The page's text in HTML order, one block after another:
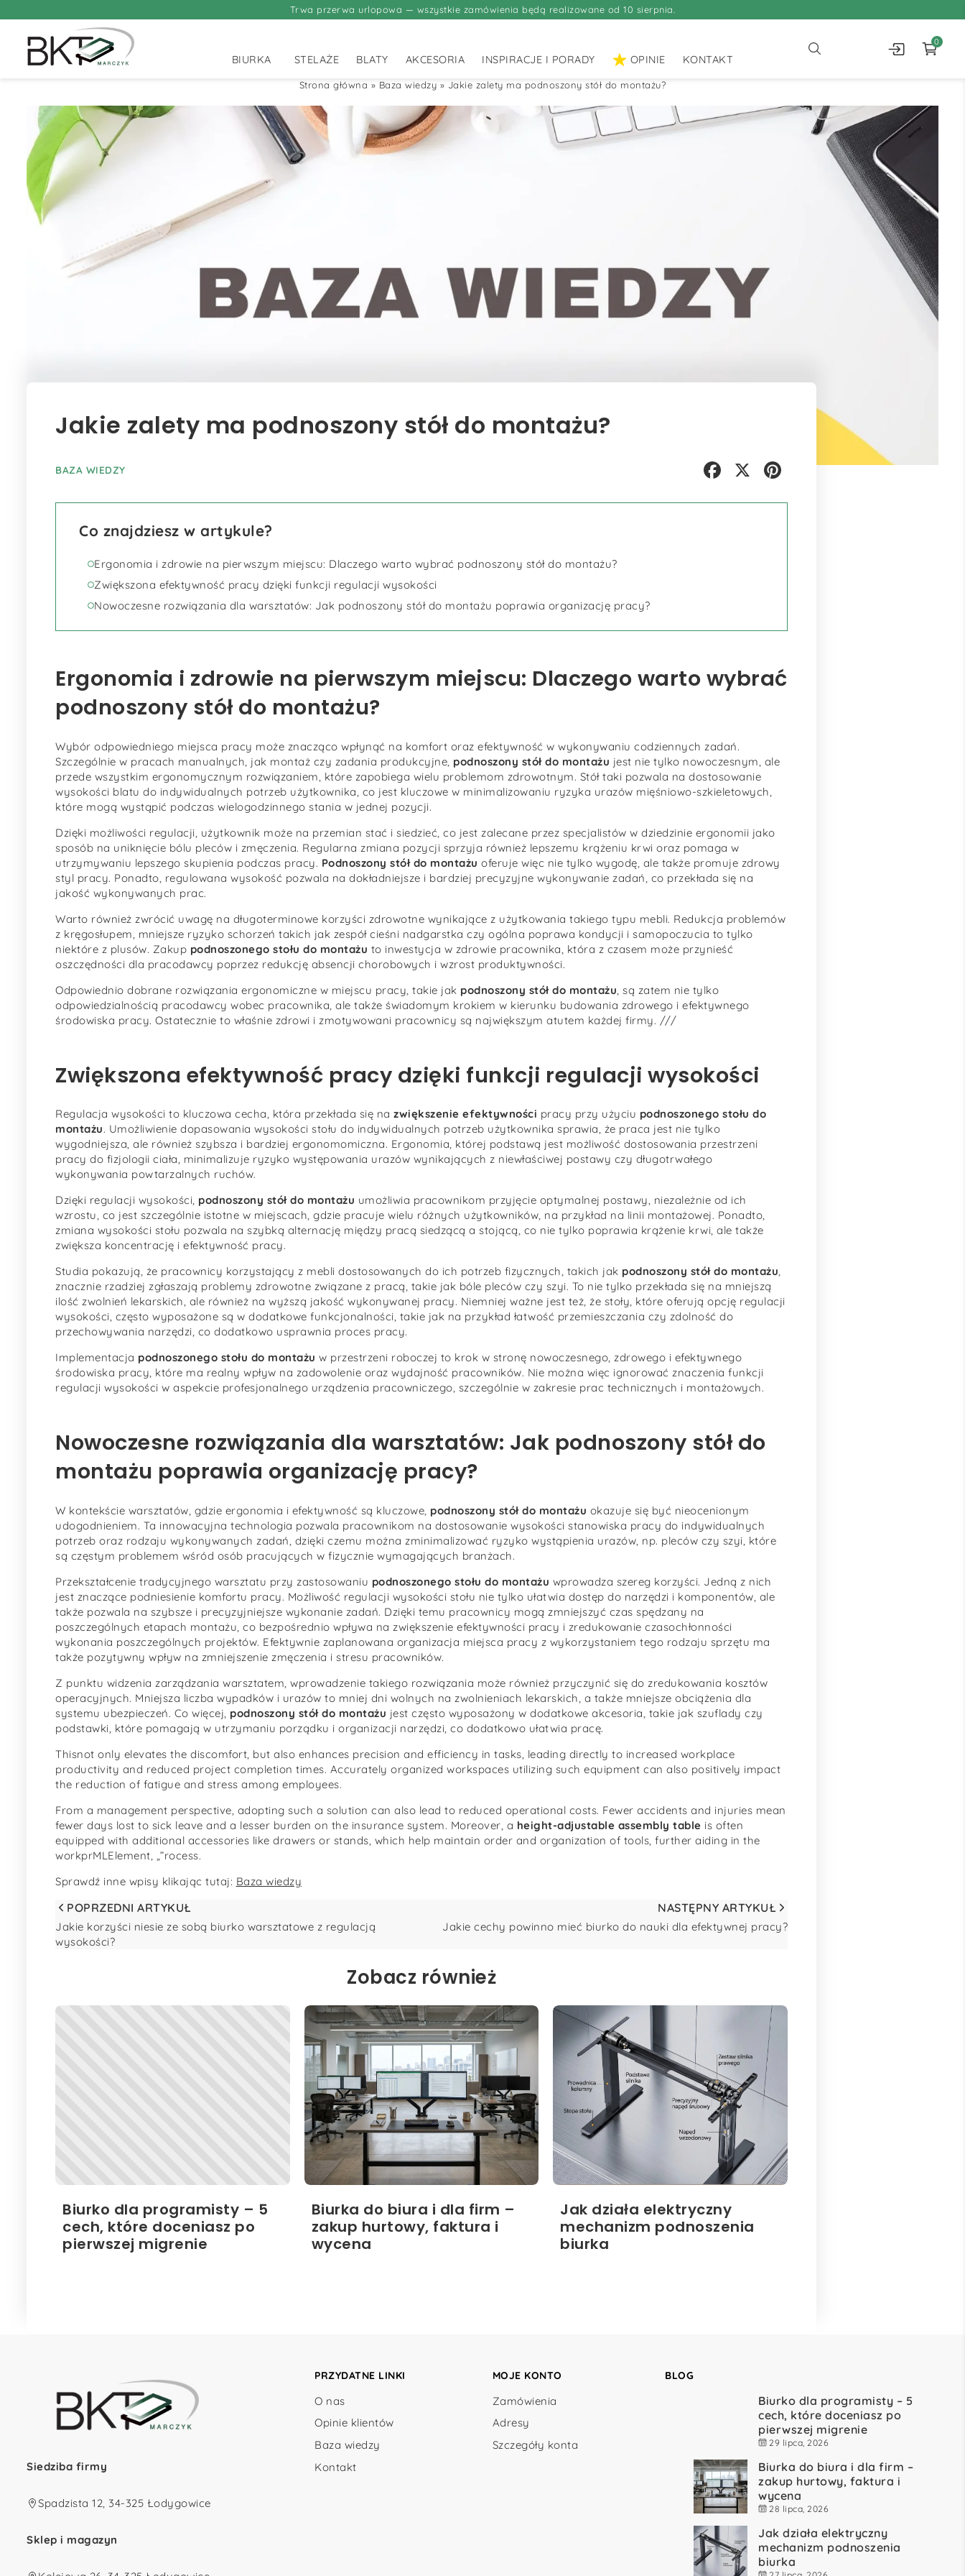
Trwa przerwa urlopowa — wszystkie zamówienia będą realizowane od 10 sierpnia.
BIURKA STELAŻE BLATY AKCESORIA INSPIRACJE I PORADY OPINIE KONTAKT
0
Strona główna » Baza wiedzy » Jakie zalety ma podnoszony stół do montażu?
Jakie zalety ma podnoszony stół do montażu?
BAZA WIEDZY
Co znajdziesz w artykule?
Ergonomia i zdrowie na pierwszym miejscu: Dlaczego warto wybrać podnoszony stół do montażu?
Zwiększona efektywność pracy dzięki funkcji regulacji wysokości
Nowoczesne rozwiązania dla warsztatów: Jak podnoszony stół do montażu poprawia organizację pracy?
Ergonomia i zdrowie na pierwszym miejscu: Dlaczego warto wybrać
podnoszony stół do montażu?
Wybór odpowiedniego miejsca pracy może znacząco wpłynąć na komfort oraz efektywność w wykonywaniu codziennych zadań.
Szczególnie w pracach manualnych, jak montaż czy zadania produkcyjne, podnoszony stół do montażu jest nie tylko nowoczesnym, ale
przede wszystkim ergonomycznym rozwiązaniem, które zapobiega wielu problemom zdrowotnym. Stół taki pozwala na dostosowanie
wysokości blatu do indywidualnych potrzeb użytkownika, co jest kluczowe w minimalizowaniu ryzyka urazów mięśniowo-szkieletowych,
które mogą wystąpić podczas wielogodzinnego stania w jednej pozycji.
Dzięki możliwości regulacji, użytkownik może na przemian stać i siedzieć, co jest zalecane przez specjalistów w dziedzinie ergonomii jako
sposób na uniknięcie bólu pleców i zmęczenia. Regularna zmiana pozycji sprzyja również lepszemu krążeniu krwi oraz pomaga w
utrzymywaniu lepszego skupienia podczas pracy. Podnoszony stół do montażu oferuje więc nie tylko wygodę, ale także promuje zdrowy
styl pracy. Ponadto, regulowana wysokość pozwala na dokładniejsze i bardziej precyzyjne wykonywanie zadań, co przekłada się na
jakość wykonywanych prac.
Warto również zwrócić uwagę na długoterminowe korzyści zdrowotne wynikające z użytkowania takiego typu mebli. Redukcja problemów
z kręgosłupem, mniejsze ryzyko schorzeń takich jak zespół cieśni nadgarstka czy ogólna poprawa kondycji i samopoczucia to tylko
niektóre z plusów. Zakup podnoszonego stołu do montażu to inwestycja w zdrowie pracownika, która z czasem może przynieść
oszczędności dla pracodawcy poprzez redukcję absencji chorobowych i wzrost produktywności.
Odpowiednio dobrane rozwiązania ergonomiczne w miejscu pracy, takie jak podnoszony stół do montażu , są zatem nie tylko
odpowiedzialnością pracodawcy wobec pracownika, ale także świadomym krokiem w kierunku budowania zdrowego i efektywnego
środowiska pracy. Ostatecznie to właśnie zdrowi i zmotywowani pracownicy są największym atutem każdej firmy. ///
Zwiększona efektywność pracy dzięki funkcji regulacji wysokości
Regulacja wysokości to kluczowa cecha, która przekłada się na zwiększenie efektywności pracy przy użyciu podnoszonego stołu do
montażu. Umożliwienie dopasowania wysokości stołu do indywidualnych potrzeb użytkownika sprawia, że praca jest nie tylko
wygodniejsza, ale również szybsza i bardziej ergonomomiczna. Ergonomia, której podstawą jest możliwość dostosowania przestrzeni
pracy do fizjologii ciała, minimalizuje ryzyko występowania urazów wynikających z niewłaściwej postawy czy długotrwałego
wykonywania powtarzalnych ruchów.
Dzięki regulacji wysokości, podnoszony stół do montażu umożliwia pracownikom przyjęcie optymalnej postawy, niezależnie od ich
wzrostu, co jest szczególnie istotne w miejscach, gdzie pracuje wielu różnych użytkowników, na przykład na linii montażowej. Ponadto,
zmiana wysokości stołu pozwala na szybką alternację między pracą siedzącą a stojącą, co nie tylko poprawia krążenie krwi, ale także
zwiększa koncentrację i efektywność pracy.
Studia pokazują, że pracownicy korzystający z mebli dostosowanych do ich potrzeb fizycznych, takich jak podnoszony stół do montażu,
znacznie rzadziej zgłaszają problemy zdrowotne związane z pracą, takie jak bóle pleców czy szyi. To nie tylko przekłada się na mniejszą
ilość zwolnień lekarskich, ale również na wyższą jakość wykonywanej pracy. Niemniej ważne jest też, że stoły, które oferują opcję regulacji
wysokości, często wyposażone są w dodatkowe funkcjonalności, takie jak na przykład łatwość przemieszczania czy zdolność do
przechowywania narzędzi, co dodatkowo usprawnia proces pracy.
Implementacja podnoszonego stołu do montażu w przestrzeni roboczej to krok w stronę nowoczesnego, zdrowego i efektywnego
środowiska pracy, które ma realny wpływ na zadowolenie oraz wydajność pracowników. Nie można więc ignorować znaczenia funkcji
regulacji wysokości w aspekcie profesjonalnego urządzenia pracowniczego, szczególnie w zakresie prac technicznych i montażowych.
Nowoczesne rozwiązania dla warsztatów: Jak podnoszony stół do
montażu poprawia organizację pracy?
W kontekście warsztatów, gdzie ergonomia i efektywność są kluczowe, podnoszony stół do montażu okazuje się być nieocenionym
udogodnieniem. Ta innowacyjna technologia pozwala pracownikom na dostosowanie wysokości stanowiska pracy do indywidualnych
potrzeb oraz rodzaju wykonywanych zadań, dzięki czemu można zminimalizować ryzyko wystąpienia urazów, np. pleców czy szyi, które
są częstym problemem wśród osób pracujących w fizycznie wymagających branżach.
Przekształcenie tradycyjnego warsztatu przy zastosowaniu podnoszonego stołu do montażu wprowadza szereg korzyści. Jedną z nich
jest znaczące podniesienie komfortu pracy. Możliwość regulacji wysokości stołu nie tylko ułatwia dostęp do narzędzi i komponentów, ale
także pozwala na szybsze i precyzyjniejsze wykonanie zadań. Dzięki temu pracownicy mogą zmniejszyć czas spędzany na
poszczególnych etapach montażu, co bezpośrednio wpływa na zwiększenie efektywności pracy i zredukowanie czasochłonności
wykonania poszczególnych projektów. Efektywnie zaplanowana organizacja miejsca pracy z wykorzystaniem tego rodzaju sprzętu ma
także pozytywny wpływ na zmniejszenie zmęczenia i stresu pracowników.
Z punktu widzenia zarządzania warsztatem, wprowadzenie takiego rozwiązania może również przyczynić się do zredukowania kosztów
operacyjnych. Mniejsza liczba wypadków i urazów to mniej dni wolnych na zwolnieniach lekarskich, a także mniejsze obciążenia dla
systemu ubezpieczeń. Co więcej, podnoszony stół do montażu jest często wyposażony w dodatkowe akcesoria, takie jak szuflady czy
podstawki, które pomagają w utrzymaniu porządku i organizacji narzędzi, co dodatkowo ułatwia pracę.
Thisnot only elevates the discomfort, but also enhances precision and efficiency in tasks, leading directly to increased workplace
productivity and reduced project completion times. Accurately organized workspaces utilizing such equipment can also positively impact
the reduction of fatigue and stress among employees.
From a management perspective, adopting such a solution can also lead to reduced operational costs. Fewer accidents and injuries mean
fewer days lost to sick leave and a lesser burden on the insurance system. Moreover, a height-adjustable assembly table is often
equipped with additional accessories like drawers or stands, which help maintain order and organization of tools, further aiding in the
workprMLElement, „”rocess.
Sprawdź inne wpisy klikając tutaj: Baza wiedzy
POPRZEDNI ARTYKUŁ
Jakie korzyści niesie ze sobą biurko warsztatowe z regulacją
wysokości?
NASTĘPNY ARTYKUŁ
Jakie cechy powinno mieć biurko do nauki dla efektywnej pracy?
Zobacz również
Biurko dla programisty – 5
cech, które doceniasz po
pierwszej migrenie
Biurka do biura i dla firm –
zakup hurtowy, faktura i
wycena
Jak działa elektryczny
mechanizm podnoszenia
biurka
Siedziba firmy
Spadzista 12, 34-325 Łodygowice
Sklep i magazyn
PRZYDATNE LINKI
O nas
Opinie klientów
Baza wiedzy
Kontakt
MOJE KONTO
Zamówienia
Adresy
Szczegóły konta
BLOG
Biurko dla programisty – 5
cech, które doceniasz po
pierwszej migrenie
29 lipca, 2026
Biurka do biura i dla firm –
zakup hurtowy, faktura i
wycena
28 lipca, 2026
Jak działa elektryczny
mechanizm podnoszenia
biurka